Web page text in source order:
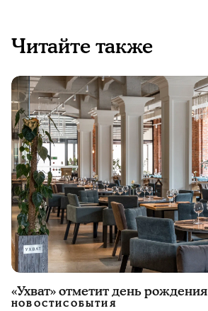
Читайте также
«Ухват» отметит день рождения
НОВОСТИСОБЫТИЯ